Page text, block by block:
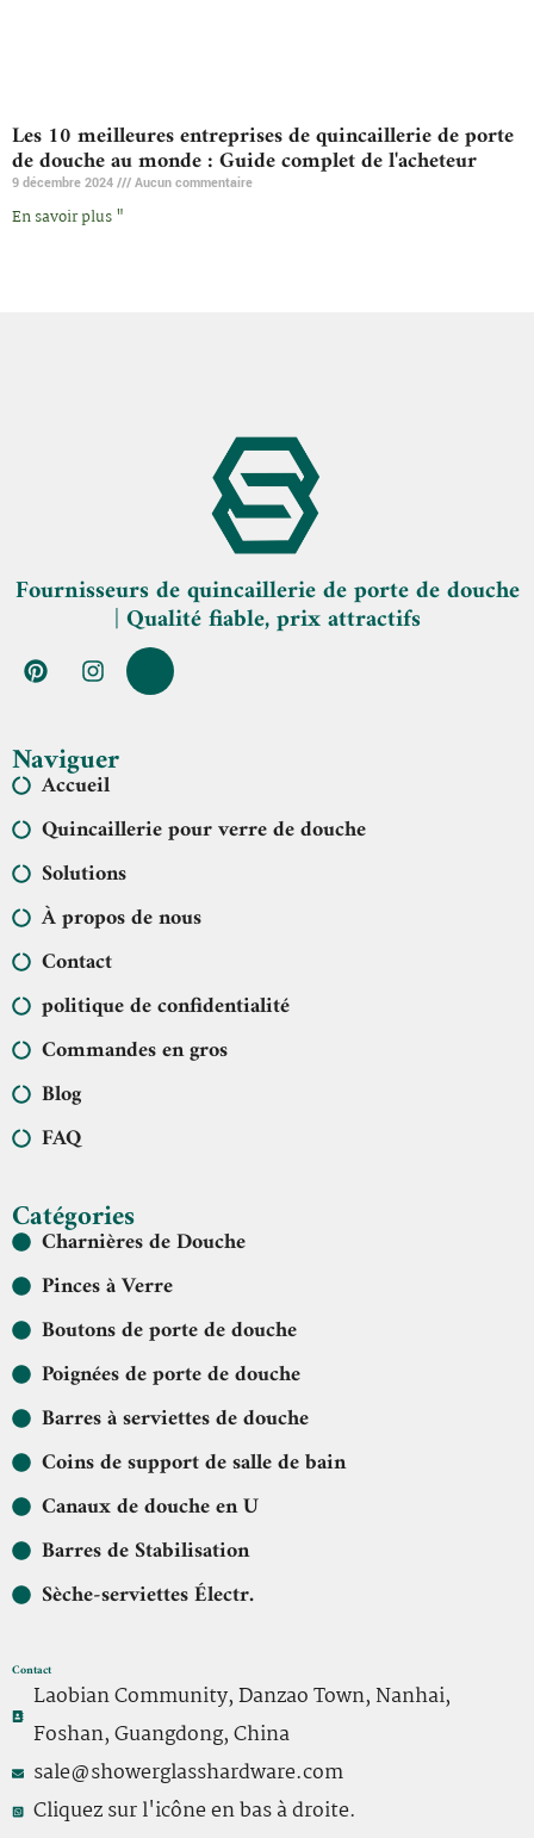
Les 10 meilleures entreprises de quincaillerie de porte
de douche au monde : Guide complet de l'acheteur
9 décembre 2024 Aucun commentaire
En savoir plus "
Fournisseurs de quincaillerie de porte de douche
| Qualité fiable, prix attractifs
Naviguer
Accueil
Quincaillerie pour verre de douche
Solutions
À propos de nous
Contact
politique de confidentialité
Commandes en gros
Blog
FAQ
Catégories
Charnières de Douche
Pinces à Verre
Boutons de porte de douche
Poignées de porte de douche
Barres à serviettes de douche
Coins de support de salle de bain
Canaux de douche en U
Barres de Stabilisation
Sèche-serviettes Électr.
Contact
Laobian Community, Danzao Town, Nanhai,
Foshan, Guangdong, China
sale@showerglasshardware.com
Cliquez sur l'icône en bas à droite.